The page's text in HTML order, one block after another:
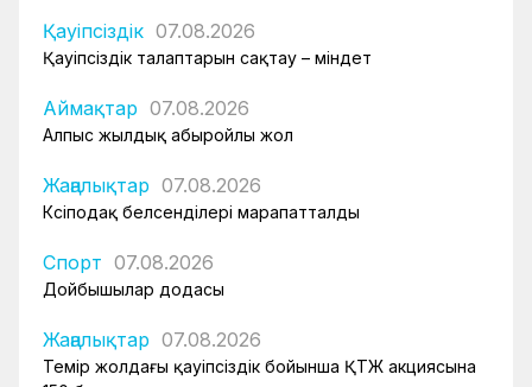
Қауіпсіздік 07.08.2026
Қауіпсіздік талаптарын сақтау – міндет
Аймақтар 07.08.2026
Алпыс жылдық абыройлы жол
Жаңалықтар 07.08.2026
Кәсіподақ белсенділері марапатталды
Спорт 07.08.2026
Дойбышылар додасы
Жаңалықтар 07.08.2026
Темір жолдағы қауіпсіздік бойынша ҚТЖ акциясына